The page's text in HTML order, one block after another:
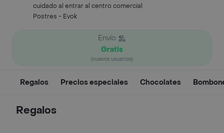
cuidado al entrar al centro comercial
Postres - Evok
Envío
Gratis
(nuevos usuarios)
Regalos Precios especiales Chocolates
Regalos